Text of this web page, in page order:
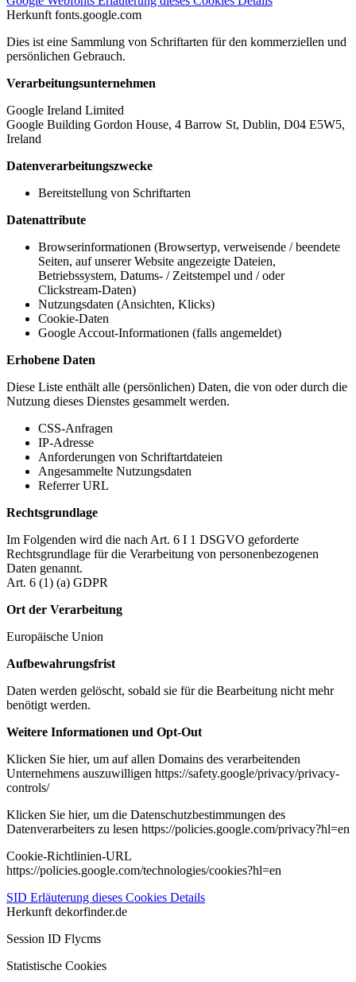
Herkunft fonts.google.com
Dies ist eine Sammlung von Schriftarten für den kommerziellen und
persönlichen Gebrauch.
Verarbeitungsunternehmen
Google Ireland Limited
Google Building Gordon House, 4 Barrow St, Dublin, D04 E5W5,
Ireland
Datenverarbeitungszwecke
Bereitstellung von Schriftarten
Datenattribute
Browserinformationen (Browsertyp, verweisende / beendete
Seiten, auf unserer Website angezeigte Dateien,
Betriebssystem, Datums- / Zeitstempel und / oder
Clickstream-Daten)
Nutzungsdaten (Ansichten, Klicks)
Cookie-Daten
Google Accout-Informationen (falls angemeldet)
Erhobene Daten
Diese Liste enthält alle (persönlichen) Daten, die von oder durch die
Nutzung dieses Dienstes gesammelt werden.
CSS-Anfragen
IP-Adresse
Anforderungen von Schriftartdateien
Angesammelte Nutzungsdaten
Referrer URL
Rechtsgrundlage
Im Folgenden wird die nach Art. 6 I 1 DSGVO geforderte
Rechtsgrundlage für die Verarbeitung von personenbezogenen
Daten genannt.
Art. 6 (1) (a) GDPR
Ort der Verarbeitung
Europäische Union
Aufbewahrungsfrist
Daten werden gelöscht, sobald sie für die Bearbeitung nicht mehr
benötigt werden.
Weitere Informationen und Opt-Out
Klicken Sie hier, um auf allen Domains des verarbeitenden
Unternehmens auszuwilligen https://safety.google/privacy/privacy-
controls/
Klicken Sie hier, um die Datenschutzbestimmungen des
Datenverarbeiters zu lesen https://policies.google.com/privacy?hl=en
Cookie-Richtlinien-URL
https://policies.google.com/technologies/cookies?hl=en
SID Erläuterung dieses Cookies Details
Herkunft dekorfinder.de
Session ID Flycms
Statistische Cookies